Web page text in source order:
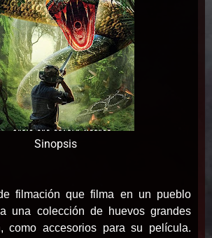
Sinopsis
filmación que filma en un pueblo
una colección de huevos grandes
como accesorios para su película.